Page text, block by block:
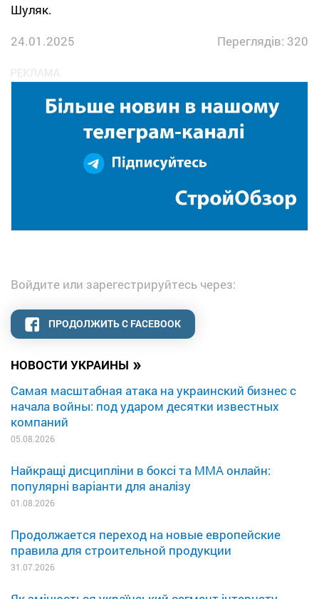
НОВОСТИ УКРАИНЫ »
Самая масштабная атака на украинский бизнес с
начала войны: под ударом десятки известных
компаний
05.08.2026
Найкращі дисципліни в боксі та MMA онлайн:
популярні варіанти для аналізу
01.08.2026
Продолжается переход на новые европейские
правила для строительной продукции
31.07.2026
Шуляк.
24.01.2025
Переглядів: 320
Войдите или зарегестрируйтесь через:
ПРОДОЛЖИТЬ С FACEBOOK